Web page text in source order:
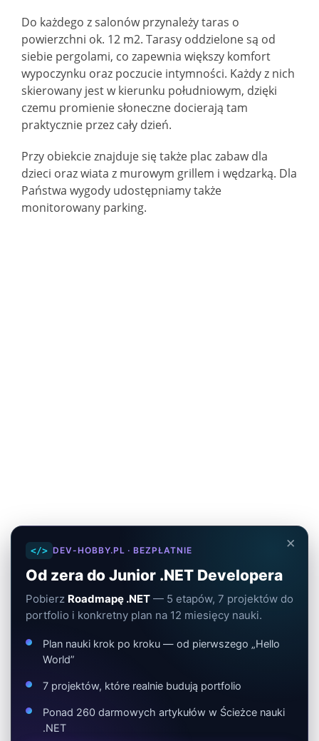
Do każdego z salonów przynależy taras o
powierzchni ok. 12 m2. Tarasy oddzielone są od
siebie pergolami, co zapewnia większy komfort
wypoczynku oraz poczucie intymności. Każdy z nich
skierowany jest w kierunku południowym, dzięki
czemu promienie słoneczne docierają tam
praktycznie przez cały dzień.
Przy obiekcie znajduje się także plac zabaw dla
dzieci oraz wiata z murowym grillem i wędzarką. Dla
Państwa wygody udostępniamy także
monitorowany parking.
×
</> DEV-HOBBY.PL · BEZPŁATNIE
Od zera do Junior .NET Developera
Pobierz Roadmapę .NET — 5 etapów, 7 projektów do
portfolio i konkretny plan na 12 miesięcy nauki.
Plan nauki krok po kroku — od pierwszego „Hello
World”
7 projektów, które realnie budują portfolio
Ponad 260 darmowych artykułów w Ścieżce nauki
.NET